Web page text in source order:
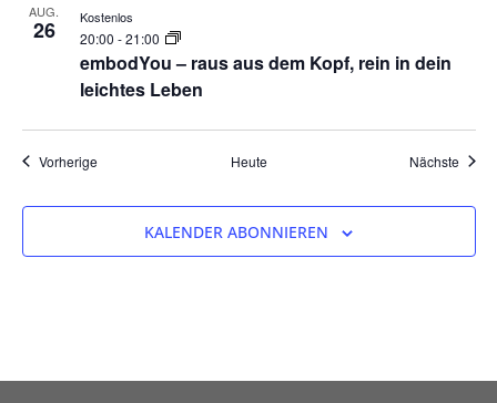
AUG.
26
embodYou – raus aus dem Kopf, rein in dein
leichtes Leben
20:00 -21:00
Kostenlos
VorherigeVeranstaltungen Heute Nächste
KALENDER ABONNIEREN